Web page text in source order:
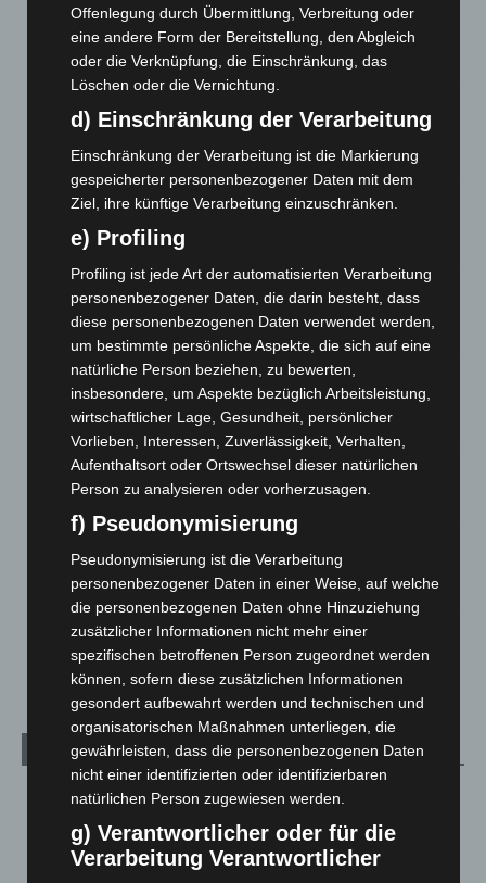
Niedersachsen: Feuerwehrkräfte kehren nach
Waldbrandeinsatz aus Spanien zurück
7. August 2026
Hannover: Erste Tigermücken-Population in Niedersachsen
entdeckt
7. August 2026
Brand im „Haus der Begegnung“ in Neuwarmbüchen schnell
6. August 2026
Region Hannover: 21 neue Notfallsanitäter starten beim
Roten Kreuz
Mann läuft mit Hockeyschläger über A7 – Polizei sucht
Zeugen
5. August 2026
Celle: Mensch stirbt bei Bagger-Unfall auf Baustelle
5. August 2026
Gasleitung bei McDonald’s-Umbau in Langenhagen
beschädigt
5. August 2026
Anklage nach Abschaltung von „Archetyp Market“ erhoben
3. August 2026
Kategorien
Blaulicht
Corona-News
Hannover und Region
Offenlegung durch Übermittlung, Verbreitung oder
eine andere Form der Bereitstellung, den Abgleich
oder die Verknüpfung, die Einschränkung, das
Löschen oder die Vernichtung.
d) Einschränkung der Verarbeitung
Einschränkung der Verarbeitung ist die Markierung
gespeicherter personenbezogener Daten mit dem
Ziel, ihre künftige Verarbeitung einzuschränken.
e) Profiling
Profiling ist jede Art der automatisierten Verarbeitung
personenbezogener Daten, die darin besteht, dass
diese personenbezogenen Daten verwendet werden,
um bestimmte persönliche Aspekte, die sich auf eine
natürliche Person beziehen, zu bewerten,
insbesondere, um Aspekte bezüglich Arbeitsleistung,
wirtschaftlicher Lage, Gesundheit, persönlicher
Vorlieben, Interessen, Zuverlässigkeit, Verhalten,
Aufenthaltsort oder Ortswechsel dieser natürlichen
Person zu analysieren oder vorherzusagen.
f) Pseudonymisierung
Pseudonymisierung ist die Verarbeitung
personenbezogener Daten in einer Weise, auf welche
die personenbezogenen Daten ohne Hinzuziehung
zusätzlicher Informationen nicht mehr einer
spezifischen betroffenen Person zugeordnet werden
können, sofern diese zusätzlichen Informationen
gesondert aufbewahrt werden und technischen und
organisatorischen Maßnahmen unterliegen, die
gewährleisten, dass die personenbezogenen Daten
nicht einer identifizierten oder identifizierbaren
natürlichen Person zugewiesen werden.
g) Verantwortlicher oder für die
Verarbeitung Verantwortlicher